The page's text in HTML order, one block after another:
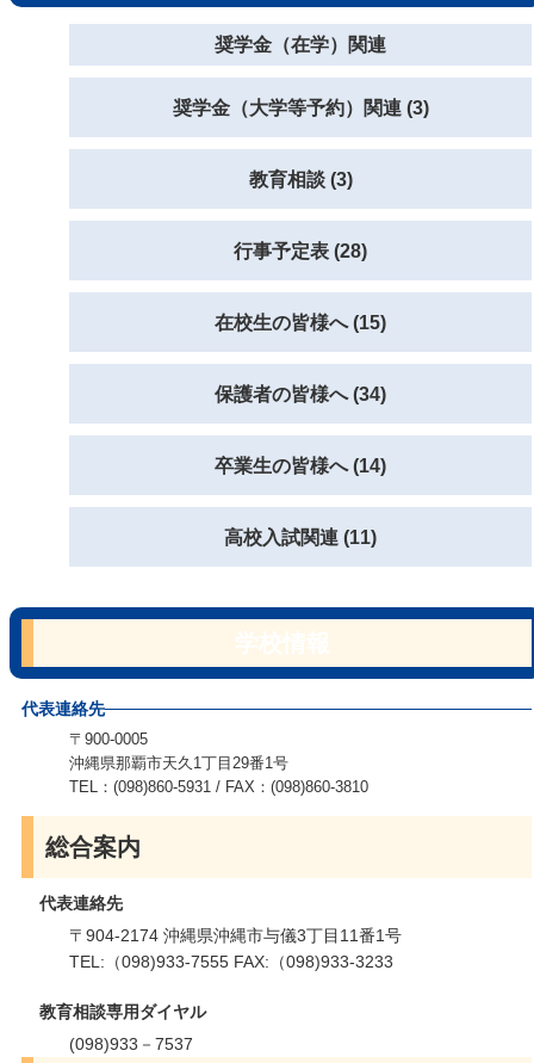
奨学金（在学）関連
奨学金（大学等予約）関連 (3)
教育相談 (3)
行事予定表 (28)
在校生の皆様へ (15)
保護者の皆様へ (34)
卒業生の皆様へ (14)
高校入試関連 (11)
代表連絡先
〒900-0005
沖縄県那覇市天久1丁目29番1号
TEL：(098)860-5931 / FAX：(098)860-3810
総合案内
代表連絡先
〒904-2174 沖縄県沖縄市与儀3丁目11番1号
TEL:（098)933-7555 FAX:（098)933-3233
教育相談専用ダイヤル
(098)933－7537